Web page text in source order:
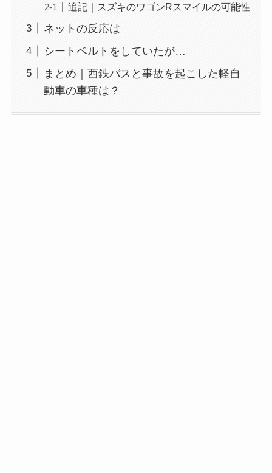
追記｜スズキのワゴンRスマイルの可能性
ネットの反応は
シートベルトをしていたが…
まとめ｜西鉄バスと事故を起こした軽自
動車の車種は？